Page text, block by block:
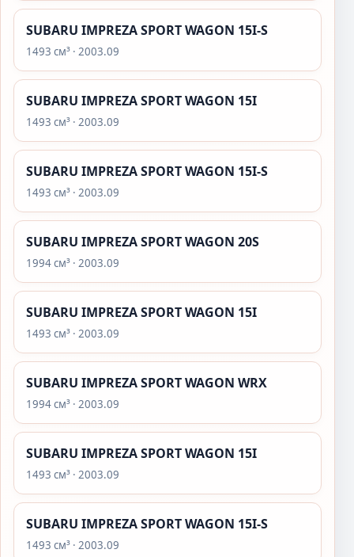
SUBARU IMPREZA SPORT WAGON 15I-S
1493 см³ · 2003.09
SUBARU IMPREZA SPORT WAGON 15I
1493 см³ · 2003.09
SUBARU IMPREZA SPORT WAGON 15I-S
1493 см³ · 2003.09
SUBARU IMPREZA SPORT WAGON 20S
1994 см³ · 2003.09
SUBARU IMPREZA SPORT WAGON 15I
1493 см³ · 2003.09
SUBARU IMPREZA SPORT WAGON WRX
1994 см³ · 2003.09
SUBARU IMPREZA SPORT WAGON 15I
1493 см³ · 2003.09
SUBARU IMPREZA SPORT WAGON 15I-S
1493 см³ · 2003.09